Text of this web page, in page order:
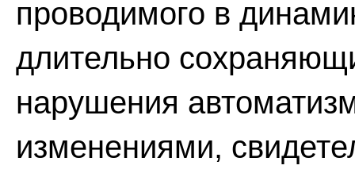
проводимого в
длительно
нарушения
изменениями,